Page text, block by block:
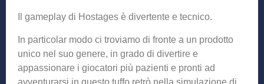
Il gameplay di Hostages è divertente e tecnico.
In particolar modo ci troviamo di fronte a un prodotto
unico nel suo genere, in grado di divertire e
appassionare i giocatori più pazienti e pronti ad
avventurarsi in questo tuffo retrò nella simulazione di